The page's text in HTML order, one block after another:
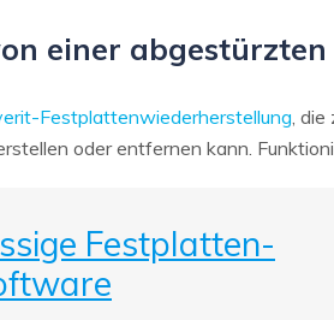
einer
Festplattenwiederherstellung, die
oder entfernen kann.
Festplatten-